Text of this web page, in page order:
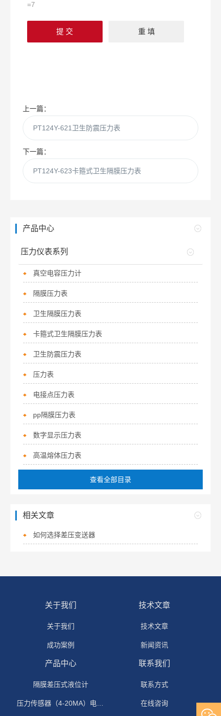
=7
上一篇：
PT124Y-621卫生防震压力表
下一篇：
PT124Y-623卡箍式卫生隔膜压力表
产品中心
压力仪表系列
真空电容压力计
隔膜压力表
卫生隔膜压力表
卡箍式卫生隔膜压力表
卫生防震压力表
压力表
电接点压力表
pp隔膜压力表
数字显示压力表
高温熔体压力表
查看全部目录
相关文章
如何选择差压变送器
关于我们
关于我们
成功案例
技术文章
技术文章
新闻资讯
产品中心
隔膜差压式液位计
压力传感器（4-20MA）电流输出
联系我们
联系方式
在线咨询